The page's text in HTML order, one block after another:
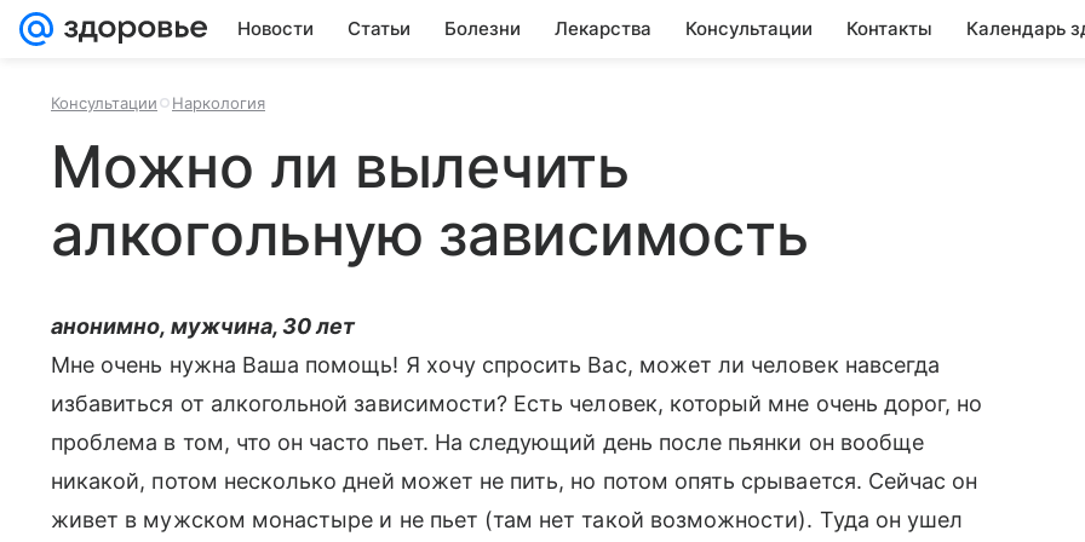
Новости Статьи Болезни Лекарства Консультации Контакты Календарь
Консультации Наркология
Можно ли вылечить
алкогольную зависимость
анонимно, мужчина, 30 лет
Мне очень нужна Ваша помощь! Я хочу спросить Вас, может ли человек навсегда
избавиться от алкогольной зависимости? Есть человек, который мне очень дорог, но
проблема в том, что он часто пьет. На следующий день после пьянки он вообще
никакой, потом несколько дней может не пить, но потом опять срывается. Сейчас он
живет в мужском монастыре и не пьет (там нет такой возможности). Туда он ушел